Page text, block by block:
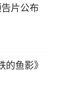
告片公布
鱼影》